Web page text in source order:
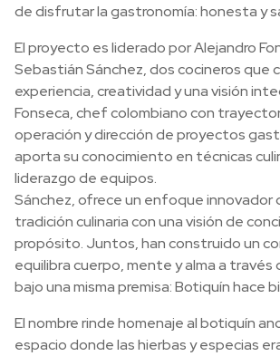
de disfrutar la gastronomía: honesta y
El proyecto es liderado por Alejandro
Sebastián Sánchez, dos cocineros que
experiencia, creatividad y una visión
Fonseca, chef colombiano con
operación y dirección de proyectos
aporta su conocimiento en técnicas
liderazgo de equipos.
Sánchez, ofrece un enfoque innovador
tradición culinaria con una visión de
propósito. Juntos, han construido un
equilibra cuerpo, mente y alma a través
bajo una misma premisa: Botiquín hace
El nombre rinde homenaje al botiquín
espacio donde las hierbas y especias